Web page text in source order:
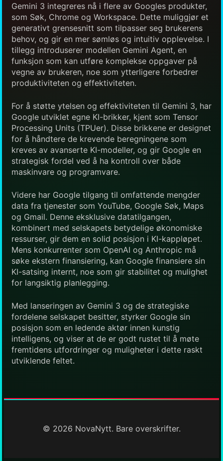
Gemini 3 integreres nå i flere av Googles produkter,
som Søk, Chrome og Workspace. Dette muliggjør et
generativt grensesnitt som tilpasser seg brukerens
behov, og gir en mer sømløs og intuitiv opplevelse. I
tillegg introduserer modellen Gemini Agent, en
funksjon som kan utføre komplekse oppgaver på
vegne av brukeren, noe som ytterligere forbedrer
produktiviteten og effektiviteten.
For å støtte ytelsen og effektiviteten til Gemini 3, har
Google utviklet egne KI-brikker, kjent som Tensor
Processing Units (TPUer). Disse brikkene er designet
for å håndtere de krevende beregningene som
kreves av avanserte KI-modeller, og gir Google en
strategisk fordel ved å ha kontroll over både
maskinvare og programvare.
Videre har Google tilgang til omfattende mengder
data fra tjenester som YouTube, Google Søk, Maps
og Gmail. Denne eksklusive datatilgangen,
kombinert med selskapets betydelige økonomiske
ressurser, gir dem en solid posisjon i KI-kappløpet.
Mens konkurrenter som OpenAI og Anthropic må
søke ekstern finansiering, kan Google finansiere sin
KI-satsing internt, noe som gir stabilitet og mulighet
for langsiktig planlegging.
Med lanseringen av Gemini 3 og de strategiske
fordelene selskapet besitter, styrker Google sin
posisjon som en ledende aktør innen kunstig
intelligens, og viser at de er godt rustet til å møte
fremtidens utfordringer og muligheter i dette raskt
utviklende feltet.
© 2026 NovaNytt. Bare overskrifter.